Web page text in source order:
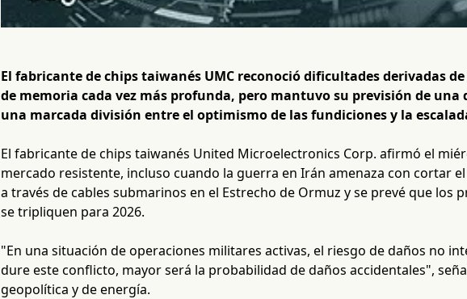
El fabricante de chips taiwanés UMC reconoció dificultades derivadas
de memoria cada vez más profunda, pero mantuvo su previsión de
una marcada división entre el optimismo de las fundiciones y la
El fabricante de chips taiwanés United Microelectronics Corp. afirmó el
mercado resistente, incluso cuando la guerra en Irán amenaza con cortar
a través de cables submarinos en el Estrecho de Ormuz y se prevé que los
se tripliquen para 2026.
"En una situación de operaciones militares activas, el riesgo de daños no
dure este conflicto, mayor será la probabilidad de daños accidentales",
geopolítica y de energía.